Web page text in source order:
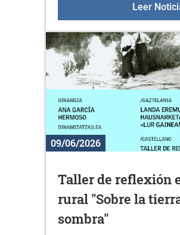
Leer
09/06/2026
Taller de reflexión
rural "Sobre la
sombra"